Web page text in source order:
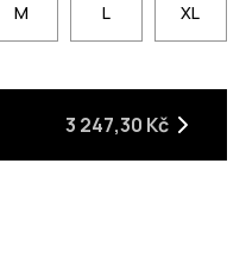
M L XL
3 247,30 Kč